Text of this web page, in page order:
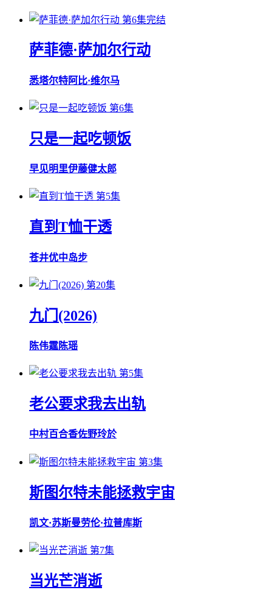
第6集完结
萨菲德·萨加尔行动
悉塔尔特阿比·维尔马
第6集
只是一起吃顿饭
早见明里伊藤健太郎
第5集
直到T恤干透
苍井优中岛步
第20集
九门(2026)
陈伟霆陈瑶
第5集
老公要求我去出轨
中村百合香佐野玲於
第3集
斯图尔特未能拯救宇宙
凯文·苏斯曼劳伦·拉普库斯
第7集
当光芒消逝